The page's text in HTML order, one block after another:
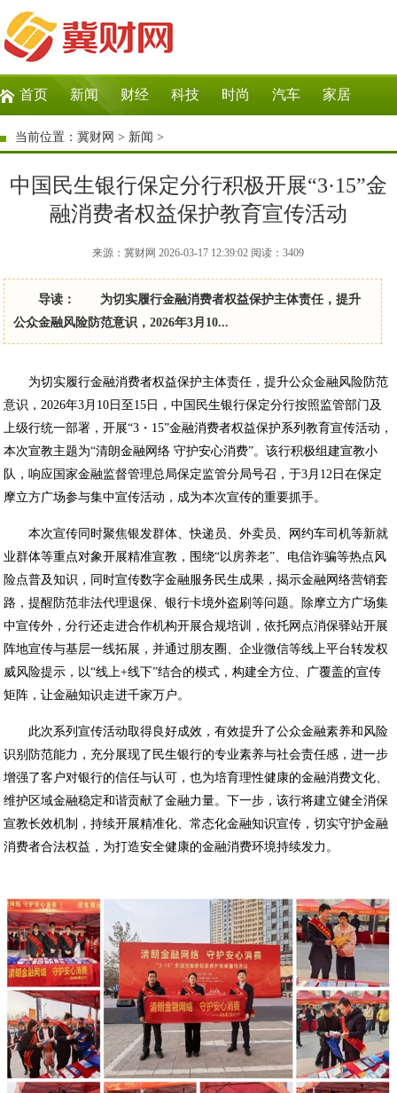
首页 新闻 财经 科技 时尚 汽车 家居
生活 教育 企业
当前位置：冀财网 > 新闻 >
中国民生银行保定分行积极开展“3·15”金
融消费者权益保护教育宣传活动
来源：冀财网 2026-03-17 12:39:02 阅读：3409
导读： 为切实履行金融消费者权益保护主体责任，提升
公众金融风险防范意识，2026年3月10...
为切实履行金融消费者权益保护主体责任，提升公众金融风险防范
意识，2026年3月10日至15日，中国民生银行保定分行按照监管部门及
上级行统一部署，开展“3・15”金融消费者权益保护系列教育宣传活动，
本次宣教主题为“清朗金融网络 守护安心消费”。该行积极组建宣教小
队，响应国家金融监督管理总局保定监管分局号召，于3月12日在保定
摩立方广场参与集中宣传活动，成为本次宣传的重要抓手。
本次宣传同时聚焦银发群体、快递员、外卖员、网约车司机等新就
业群体等重点对象开展精准宣教，围绕“以房养老”、电信诈骗等热点风
险点普及知识，同时宣传数字金融服务民生成果，揭示金融网络营销套
路，提醒防范非法代理退保、银行卡境外盗刷等问题。除摩立方广场集
中宣传外，分行还走进合作机构开展合规培训，依托网点消保驿站开展
阵地宣传与基层一线拓展，并通过朋友圈、企业微信等线上平台转发权
威风险提示，以“线上+线下”结合的模式，构建全方位、广覆盖的宣传
矩阵，让金融知识走进千家万户。
此次系列宣传活动取得良好成效，有效提升了公众金融素养和风险
识别防范能力，充分展现了民生银行的专业素养与社会责任感，进一步
增强了客户对银行的信任与认可，也为培育理性健康的金融消费文化、
维护区域金融稳定和谐贡献了金融力量。下一步，该行将建立健全消保
宣教长效机制，持续开展精准化、常态化金融知识宣传，切实守护金融
消费者合法权益，为打造安全健康的金融消费环境持续发力。